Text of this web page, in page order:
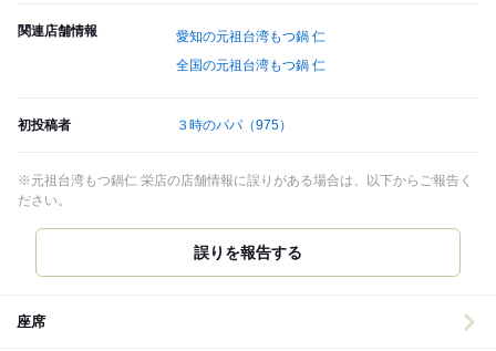
関連店舗情報
愛知の元祖台湾もつ鍋 仁
全国の元祖台湾もつ鍋 仁
初投稿者 ３時のパパ（975）
※元祖台湾もつ鍋仁 栄店の店舗情報に誤りがある場合は、以下からご報告く
ださい。
誤りを報告する
座席